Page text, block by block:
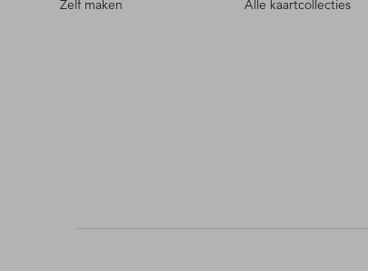
Zelf maken
Alle kaartcollecties